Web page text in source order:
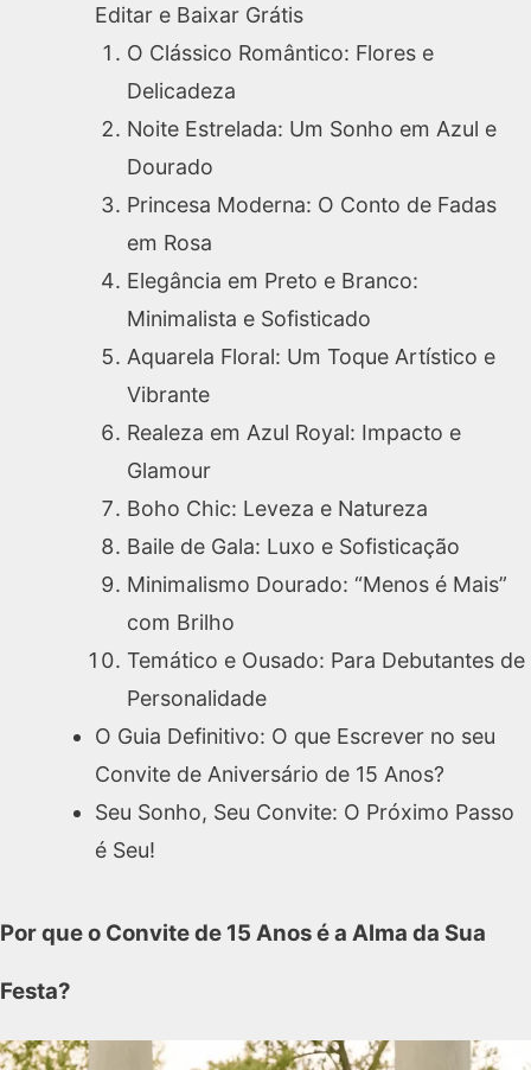
Editar e Baixar Grátis
O Clássico Romântico: Flores e
Delicadeza
Noite Estrelada: Um Sonho em Azul e
Dourado
Princesa Moderna: O Conto de Fadas
em Rosa
Elegância em Preto e Branco:
Minimalista e Sofisticado
Aquarela Floral: Um Toque Artístico e
Vibrante
Realeza em Azul Royal: Impacto e
Glamour
Boho Chic: Leveza e Natureza
Baile de Gala: Luxo e Sofisticação
Minimalismo Dourado: “Menos é Mais”
com Brilho
Temático e Ousado: Para Debutantes de
Personalidade
O Guia Definitivo: O que Escrever no seu
Convite de Aniversário de 15 Anos?
Seu Sonho, Seu Convite: O Próximo Passo
é Seu!
Por que o Convite de 15 Anos é a Alma da Sua
Festa?